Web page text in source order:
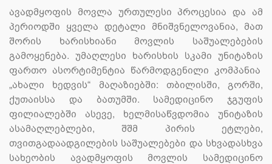
ავადმყოფის მოვლა ურთულესი პროცესია და ამ
პერიოდში ყველა დეტალი მნიშვნელოვანია, მათ
შორის ხარისხიანი მოვლის საშუალებების
გამოყენება. უმაღლესი ხარისხის სკამი უნიტაზის
ფართო ასორტიმენტია წარმოდგენილი კომპანია
„ახალი ხედვის“ მაღაზიებში: თბილისში, გორში,
ქუთაისსა და ბათუმში. სამედიცინო ჯგუფის
ფილიალებში ასევე, ხელმისაწვდომია უნიტაზის
ასამაღლებლები, შშმ პირის ეტლები,
თვითგადაადგილების საშუალებები და სხვადასხვა
სახეობის ავადმყოფის მოვლის სამედიცინო